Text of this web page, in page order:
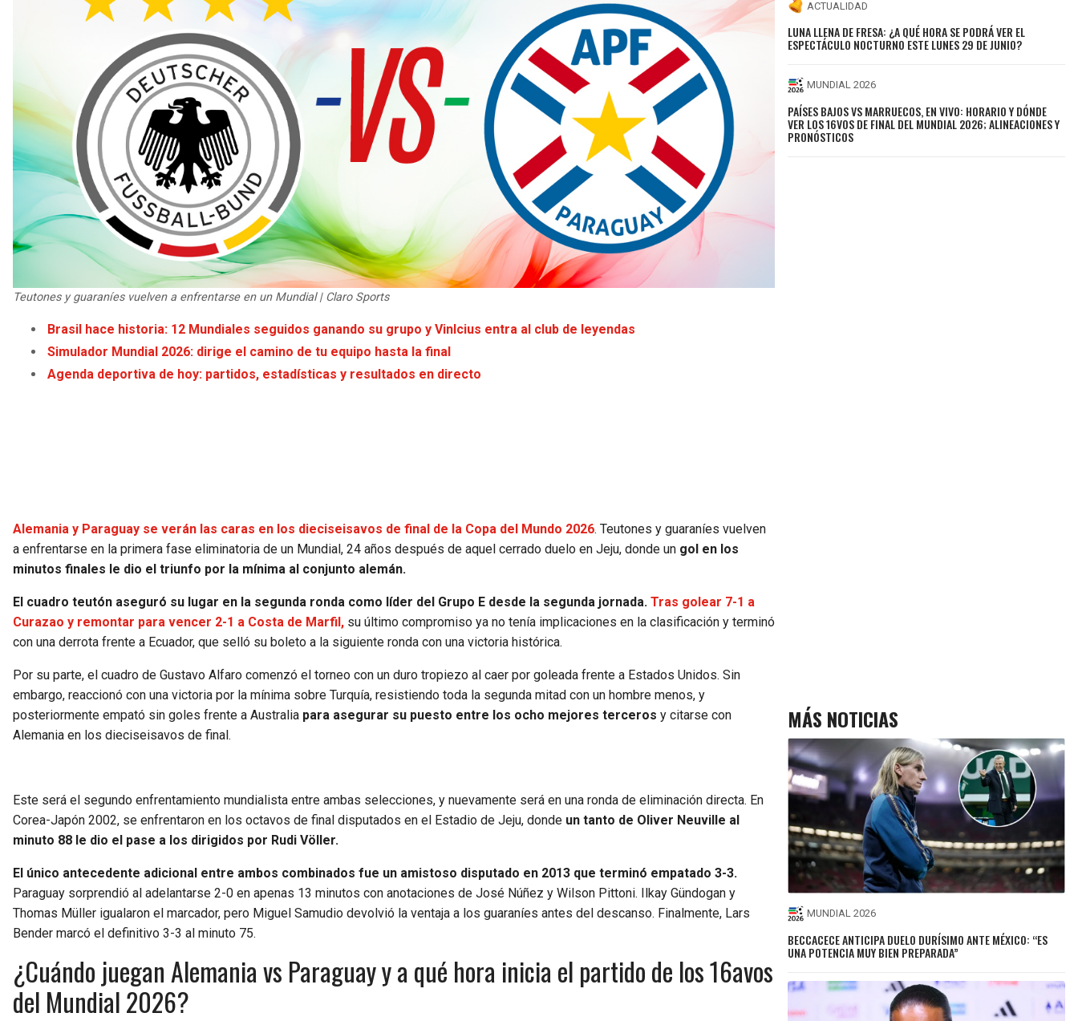
Teutones y guaraníes vuelven a enfrentarse en un Mundial | Claro Sports
Brasil hace historia: 12 Mundiales seguidos ganando su grupo y VinIcius entra al club de leyendas
Simulador Mundial 2026: dirige el camino de tu equipo hasta la final
Agenda deportiva de hoy: partidos, estadísticas y resultados en directo
Alemania y Paraguay se verán las caras en los dieciseisavos de final de la Copa del Mundo 2026. Teutones y guaraníes vuelven
a enfrentarse en la primera fase eliminatoria de un Mundial, 24 años después de aquel cerrado duelo en Jeju, donde un gol en los
minutos finales le dio el triunfo por la mínima al conjunto alemán.
El cuadro teutón aseguró su lugar en la segunda ronda como líder del Grupo E desde la segunda jornada. Tras golear 7-1 a
Curazao y remontar para vencer 2-1 a Costa de Marfil, su último compromiso ya no tenía implicaciones en la clasificación y terminó
con una derrota frente a Ecuador, que selló su boleto a la siguiente ronda con una victoria histórica.
Por su parte, el cuadro de Gustavo Alfaro comenzó el torneo con un duro tropiezo al caer por goleada frente a Estados Unidos. Sin
embargo, reaccionó con una victoria por la mínima sobre Turquía, resistiendo toda la segunda mitad con un hombre menos, y
posteriormente empató sin goles frente a Australia para asegurar su puesto entre los ocho mejores terceros y citarse con
Alemania en los dieciseisavos de final.
Este será el segundo enfrentamiento mundialista entre ambas selecciones, y nuevamente será en una ronda de eliminación directa. En
Corea-Japón 2002, se enfrentaron en los octavos de final disputados en el Estadio de Jeju, donde un tanto de Oliver Neuville al
minuto 88 le dio el pase a los dirigidos por Rudi Völler.
El único antecedente adicional entre ambos combinados fue un amistoso disputado en 2013 que terminó empatado 3-3.
Paraguay sorprendió al adelantarse 2-0 en apenas 13 minutos con anotaciones de José Núñez y Wilson Pittoni. Ilkay Gündogan y
Thomas Müller igualaron el marcador, pero Miguel Samudio devolvió la ventaja a los guaraníes antes del descanso. Finalmente, Lars
Bender marcó el definitivo 3-3 al minuto 75.
¿Cuándo juegan Alemania vs Paraguay y a qué hora inicia el partido de los 16avos
del Mundial 2026?
ACTUALIDAD
LUNA LLENA DE FRESA: ¿A QUÉ HORA SE PODRÁ VER EL
ESPECTÁCULO NOCTURNO ESTE LUNES 29 DE JUNIO?
MUNDIAL 2026
PAÍSES BAJOS VS MARRUECOS, EN VIVO: HORARIO Y DÓNDE
VER LOS 16VOS DE FINAL DEL MUNDIAL 2026; ALINEACIONES Y
PRONÓSTICOS
MÁS NOTICIAS
MUNDIAL 2026
BECCACECE ANTICIPA DUELO DURÍSIMO ANTE MÉXICO: “ES
UNA POTENCIA MUY BIEN PREPARADA”